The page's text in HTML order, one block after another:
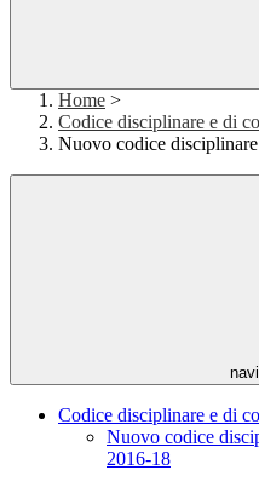
Home >
Codice disciplinare e di
Nuovo codice
Codice disciplinare e di
Nuovo codice
2016-18